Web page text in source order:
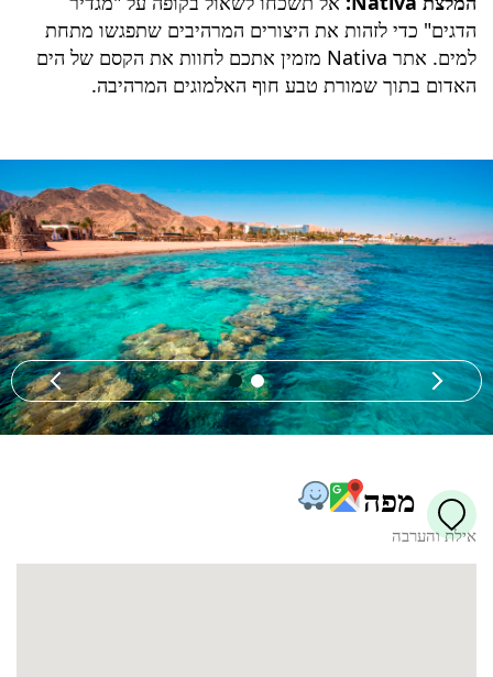
הדגים" כדי לזהות את היצורים המרהיבים שתפגשו מתחת
למים. אתר Nativa מזמין אתכם לחוות את הקסם של הים
האדום בתוך שמורת טבע חוף האלמוגים המרהיבה.
מפה
אילת והערבה